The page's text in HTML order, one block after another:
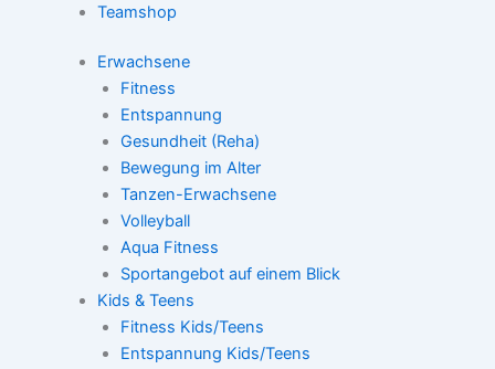
Teamshop
Erwachsene
Fitness
Entspannung
Gesundheit (Reha)
Bewegung im Alter
Tanzen-Erwachsene
Volleyball
Aqua Fitness
Sportangebot auf einem Blick
Kids & Teens
Fitness Kids/Teens
Entspannung Kids/Teens